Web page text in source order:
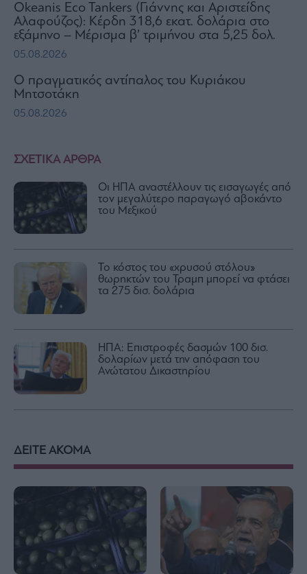
ΣΧΕΤΙΚΑ ΑΡΘΡΑ
Οι ΗΠΑ αναστέλλουν τις εισαγωγές από
τον μεγαλύτερο παραγωγό αβοκάντο
του Μεξικού
Το κόστος του «χρυσού στόλου»
θωρηκτών του Τραμπ μπορεί να φτάσει
τα 275 δισ. δολάρια
ΗΠΑ: Επιστροφές δασμών 100 δισ.
δολαρίων μετά την απόφαση του
Ανώτατου Δικαστηρίου
Okeanis Eco Tankers (Γιάννης και Αριστείδης
Αλαφούζος): Κέρδη 318,6 εκατ. δολάρια στο
εξάμηνο – Μέρισμα β’ τριμήνου στα 5,25 δολ.
05.08.2026
Ο πραγματικός αντίπαλος του Κυριάκου
Μητσοτάκη
05.08.2026
ΔΕΙΤΕ ΑΚΟΜΑ